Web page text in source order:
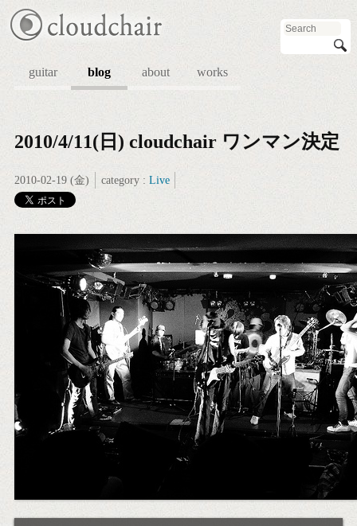
guitar blog about works
2010/4/11(日) cloudchair ワンマン決定
2010-02-19 (金) category : Live